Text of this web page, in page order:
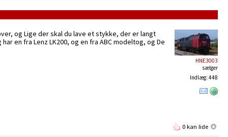
HNE3003
sælger
Indlæg: 448
og Lige der skal du lave et stykke, der er langt
en fra Lenz LK200, og en fra ABC modeltog, og De
0 kan lide